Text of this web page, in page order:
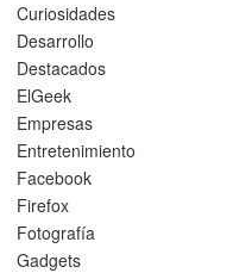
Curiosidades
Desarrollo
Destacados
ElGeek
Empresas
Entretenimiento
Facebook
Firefox
Fotografía
Gadgets